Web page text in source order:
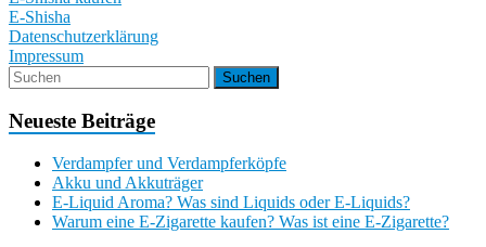
E-Shisha
Datenschutzerklärung
Impressum
Neueste Beiträge
Verdampfer und Verdampferköpfe
Akku und Akkuträger
E-Liquid Aroma? Was sind Liquids oder E-Liquids?
Warum eine E-Zigarette kaufen? Was ist eine E-Zigarette?